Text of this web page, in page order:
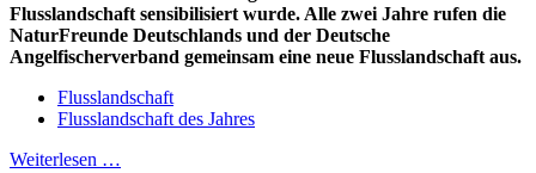
Flusslandschaft sensibilisiert wurde. Alle zwei Jahre rufen die
NaturFreunde Deutschlands und der Deutsche
Angelfischerverband gemeinsam eine neue Flusslandschaft aus.
Flusslandschaft
Flusslandschaft des Jahres
Weiterlesen …